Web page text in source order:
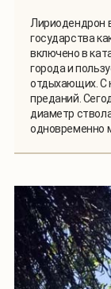
Лириодендрон
государства
включено в
города и
отдыхающих. С
преданий.
диаметр
одновременно